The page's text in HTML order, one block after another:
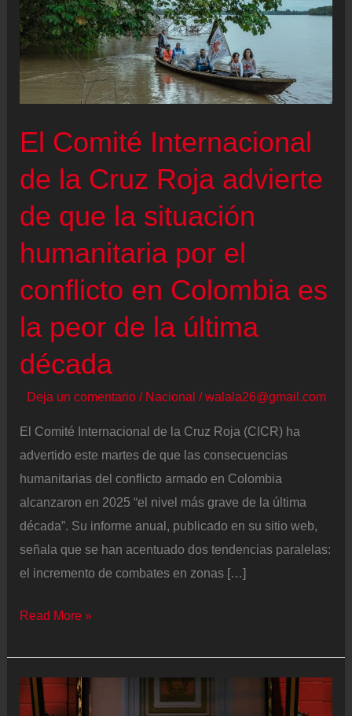
El Comité Internacional
de la Cruz Roja advierte
de que la situación
humanitaria por el
conflicto en Colombia es
la peor de la última
década
Deja un comentario / Nacional /walala26@gmail.com
El Comité Internacional de la Cruz Roja (CICR) ha
advertido este martes de que las consecuencias
humanitarias del conflicto armado en Colombia
alcanzaron en 2025 “el nivel más grave de la última
década”. Su informe anual, publicado en su sitio web,
señala que se han acentuado dos tendencias paralelas:
el incremento de combates en zonas […]
El
Internacional
de
Read More »